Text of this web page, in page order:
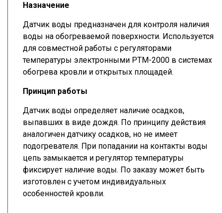
Назначение
Датчик воды предназначен для контроля наличия
воды на обогреваемой поверхности. Используется
для совместной работы с регуляторами
температуры электронными РТМ-2000 в системах
обогрева кровли и открытых площадей.
Принцип работы
Датчик воды определяет наличие осадков,
выпавших в виде дождя. По принципу действия
аналогичен датчику осадков, но не имеет
подогревателя. При попадании на контакты воды
цепь замыкается и регулятор температуры
фиксирует наличие воды. По заказу может быть
изготовлен с учетом индивидуальных
особенностей кровли.